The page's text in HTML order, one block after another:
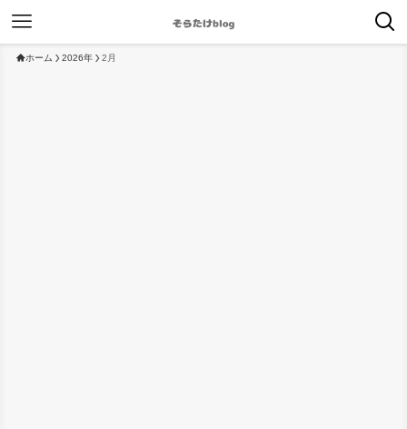
ホーム 2026年 2月